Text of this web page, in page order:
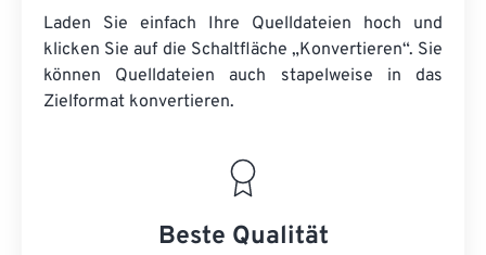
Laden Sie einfach Ihre Quelldateien hoch und
klicken Sie auf die Schaltfläche „Konvertieren“. Sie
können Quelldateien auch stapelweise in das
Zielformat konvertieren.
Beste Qualität